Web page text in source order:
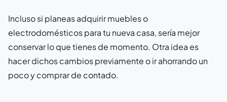
Incluso si planeas adquirir muebles o
electrodomésticos para tu nueva casa, sería mejor
conservar lo que tienes de momento. Otra idea es
hacer dichos cambios previamente o ir ahorrando un
poco y comprar de contado.